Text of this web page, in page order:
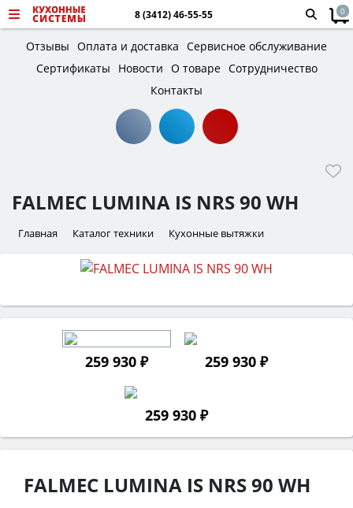
8 (3412) 46-55-55 0
Отзывы Оплата и доставка Сервисное обслуживание
Сертификаты
Новости О товаре Сотрудничество
Контакты
FALMEC LUMINA IS NRS 90 WH
Главная Каталог техники Кухонные вытяжки
259 930 ₽ 259 930 ₽
259 930 ₽
FALMEC LUMINA IS NRS 90 WH